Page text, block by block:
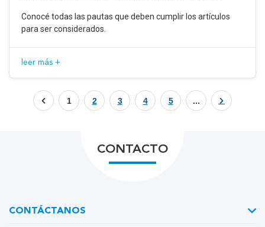
Conocé todas las pautas que deben cumplir los artículos
para ser considerados.
leer más +
1 2 3 4 5 ...
CONTACTO
CONTÁCTANOS